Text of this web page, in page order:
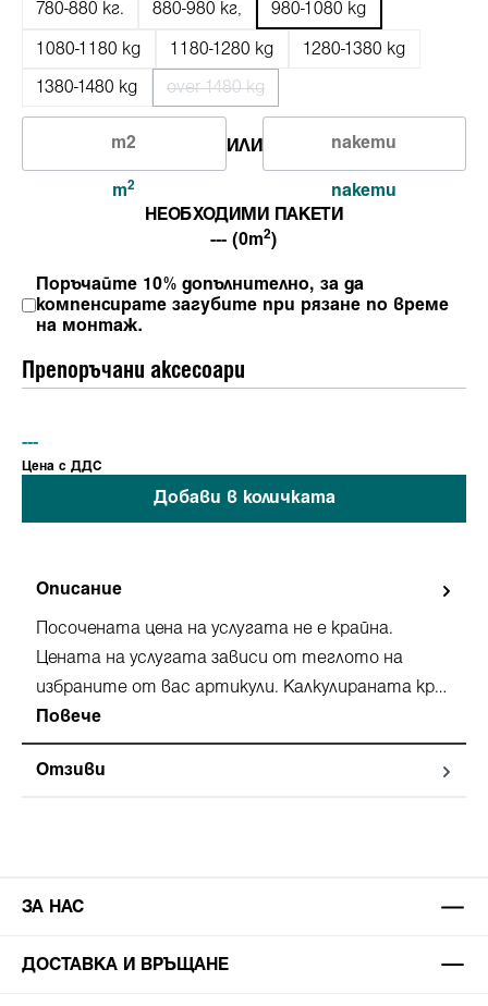
780-880 кг. 880-980 кг, 980-1080 kg
1080-1180 kg 1180-1280 kg 1280-1380 kg
1380-1480 kg over 1480 kg
m2
ИЛИ
пакети
НЕОБХОДИМИ ПАКЕТИ
--- (0m2)
Поръчайте 10% допълнително, за да
компенсирате загубите при рязане по време
на монтаж.
Препоръчани аксесоари
---
Ценa с ДДС
Добави в количката
Описание
Посочената цена на услугата не е крайна.
Цената на услугата зависи от теглото на
избраните от вас артикули. Калкулираната кр…
Повече
Отзиви
ЗА НАС
ДОСТАВКА И ВРЪЩАНЕ